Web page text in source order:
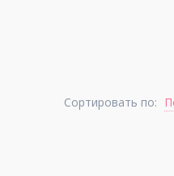
Сортировать по: